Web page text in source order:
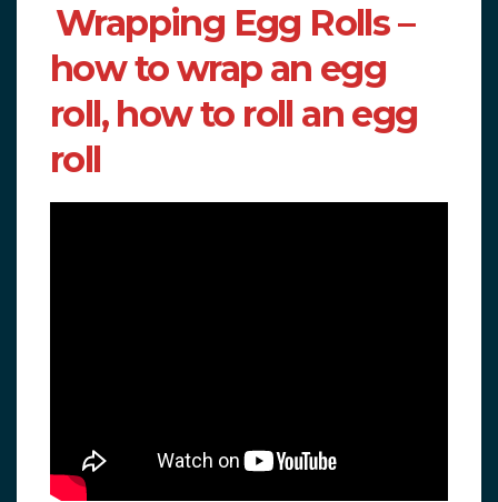
Wrapping Egg Rolls –
how to wrap an egg
roll, how to roll an egg
roll